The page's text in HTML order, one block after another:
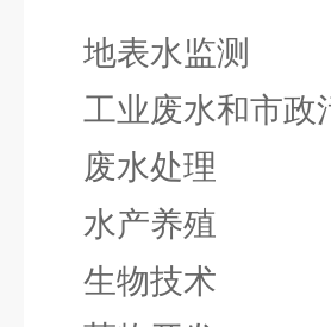
地表水监测
工业废水和市政
废水处理
水产养殖
生物技术